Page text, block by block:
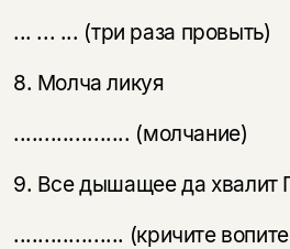
... ... ... (три раза провыть)
8. Молча ликуя
................... (молчание)
9. Все дышащее да хвалит
.................. (кричите